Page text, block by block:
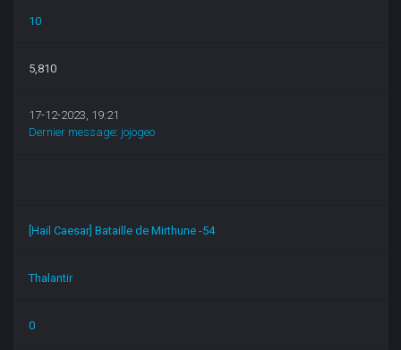
10
5,810
17-12-2023, 19:21
Dernier message: jojogeo
[Hail Caesar] Bataille de Mirthune -54
Thalantir
0